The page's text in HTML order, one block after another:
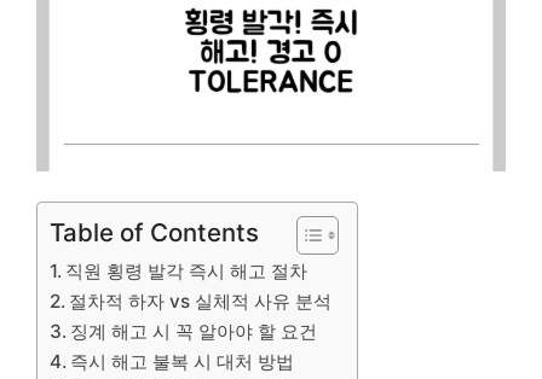
Table of Contents
직원 횡령 발각 즉시 해고 절차
절차적 하자 vs 실체적 사유 분석
징계 해고 시 꼭 알아야 할 요건
즉시 해고 불복 시 대처 방법